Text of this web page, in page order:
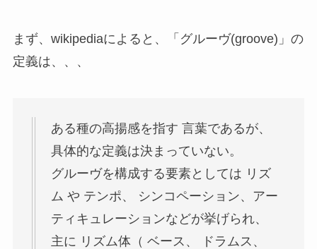
まず、wikipediaによると、「グルーヴ(groove)」の
定義は、、、
ある種の高揚感を指す 言葉であるが、
具体的な定義は決まっていない。
グルーヴを構成する要素としては リズ
ム や テンポ、 シンコペーション、アー
ティキュレーションなどが挙げられ、
主に リズム体（ ベース、 ドラムス、